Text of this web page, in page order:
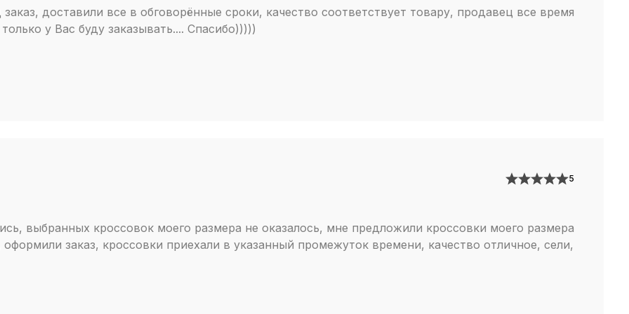
основной верхней части кроссовка, тем самым обеспечивая
баллонов. Идеальная обувь для спорта, бега и длительных
фиксация пятки, и полностью интегрированные шнурки,
которые при затяжке обтягивают ногу от самой стопы и
доставили все в обговорённые сроки, качество соответствует товару, продавец все время
у Вас буду заказывать.... Спасибо)))))
5
выбранных кроссовок моего размера не оказалось, мне предложили кроссовки моего размера
заказ, кроссовки приехали в указанный промежуток времени, качество отличное, сели,